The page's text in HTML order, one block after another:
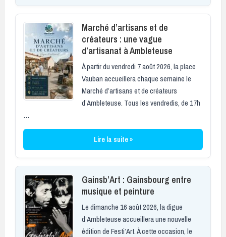
Marché d’artisans et de
créateurs : une vague
d’artisanat à Ambleteuse
À partir du vendredi 7 août 2026, la place
Vauban accueillera chaque semaine le
Marché d’artisans et de créateurs
d’Ambleteuse. Tous les vendredis, de 17h
…
Lire la suite »
Gainsb’Art : Gainsbourg entre
musique et peinture
Le dimanche 16 août 2026, la digue
d’Ambleteuse accueillera une nouvelle
édition de Festi’Art. À cette occasion, le